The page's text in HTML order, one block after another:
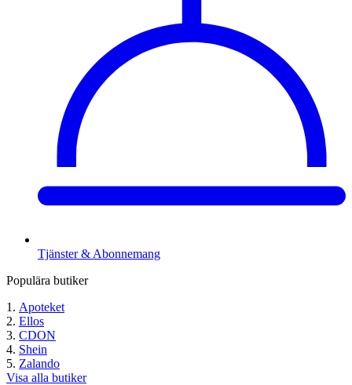
Tjänster & Abonnemang
Populära butiker
Apoteket
Ellos
CDON
Shein
Zalando
Visa alla butiker